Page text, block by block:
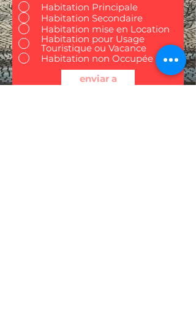
Habitation Principale
Habitation Secondaire
Habitation mise en Location
Habitation pour Usage
Touristique ou Vacance
Habitation non Occupée
enviar a